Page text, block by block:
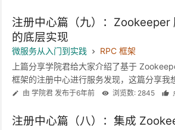
注册中心篇（九）：Zookeeper
的底层实现
微服务从入门到实践
RPC 框架
上篇分享学院君给大家介绍了基于
框架的注册中心进行服务发现，这篇分享我
由 学院君 发布于6年前 浏览数: 2845
注册中心篇（八）：集成